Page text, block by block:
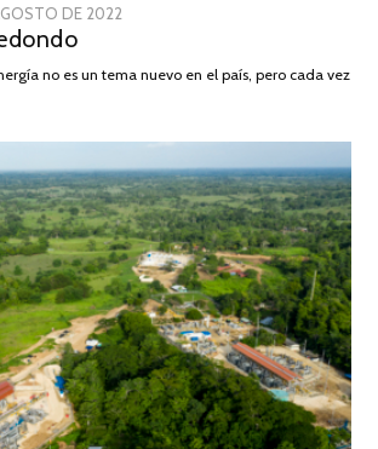
DE 2022
DE
no es un tema nuevo en el país, pero cada vez